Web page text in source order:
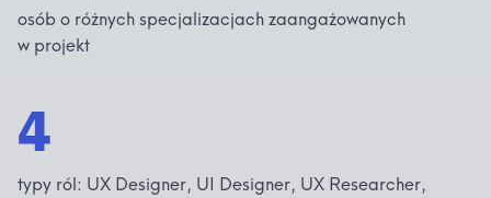
osób o różnych specjalizacjach zaangażowanych
w projekt
4
typy ról: UX Designer, UI Designer, UX Researcher,